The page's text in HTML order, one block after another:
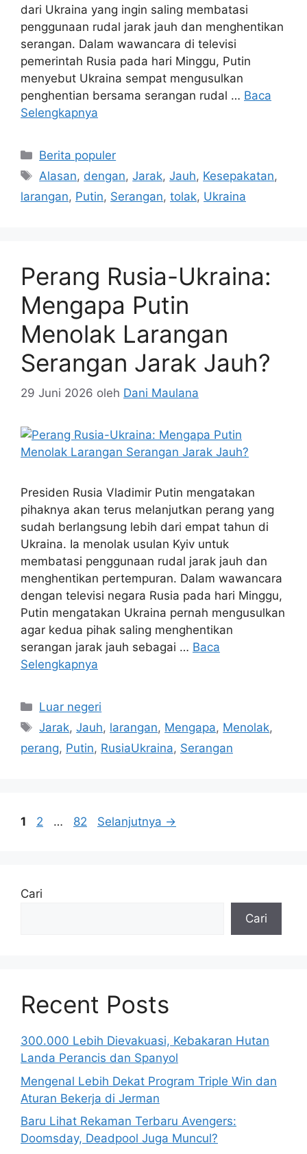
dari Ukraina yang ingin saling membatasi
penggunaan rudal jarak jauh dan menghentikan
serangan. Dalam wawancara di televisi
pemerintah Rusia pada hari Minggu, Putin
menyebut Ukraina sempat mengusulkan
penghentian bersama serangan rudal … Baca
Selengkapnya
Kategori
Berita populer
Tag
Alasan, dengan,Jarak,Jauh, Kesepakatan,
larangan, Putin, Serangan, tolak, Ukraina
Perang Rusia-Ukraina:
Mengapa Putin
Menolak Larangan
Serangan Jarak Jauh?
29 Juni 2026 oleh Dani Maulana
Presiden Rusia Vladimir Putin mengatakan
pihaknya akan terus melanjutkan perang yang
sudah berlangsung lebih dari empat tahun di
Ukraina. Ia menolak usulan Kyiv untuk
membatasi penggunaan rudal jarak jauh dan
menghentikan pertempuran. Dalam wawancara
dengan televisi negara Rusia pada hari Minggu,
Putin mengatakan Ukraina pernah mengusulkan
agar kedua pihak saling menghentikan
serangan jarak jauh sebagai … Baca
Selengkapnya
Kategori
Luar negeri
Tag
Jarak,Jauh, larangan, Mengapa, Menolak,
perang, Putin, RusiaUkraina, Serangan
Halaman
1 Halaman
2 … Halaman
82 Selanjutnya →
Cari
Cari
Recent Posts
300.000 Lebih Dievakuasi, Kebakaran Hutan
Landa Perancis dan Spanyol
Mengenal Lebih Dekat Program Triple Win dan
Aturan Bekerja di Jerman
Baru Lihat Rekaman Terbaru Avengers:
Doomsday, Deadpool Juga Muncul?